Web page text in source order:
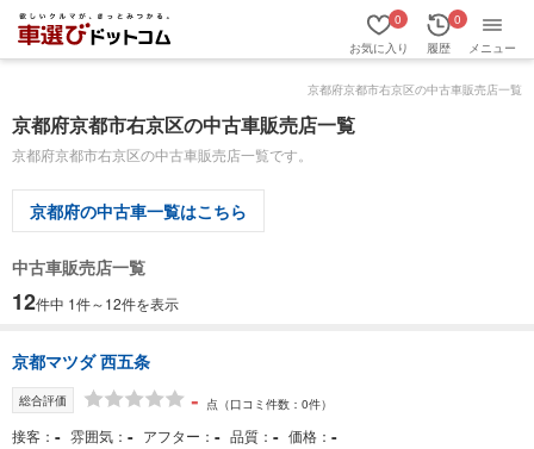
お気に入り
0
履歴
0
メニュー
京都府京都市右京区の中古車販売店一覧
京都府京都市右京区の中古車販売店一覧
京都府京都市右京区の中古車販売店一覧です。
京都府の中古車一覧はこちら
中古車販売店一覧
12件中 1件～12件を表示
京都マツダ 西五条
総合評価 - 点 （口コミ件数：0件）
接客 - 雰囲気 - アフター - 品質 - 価格 -